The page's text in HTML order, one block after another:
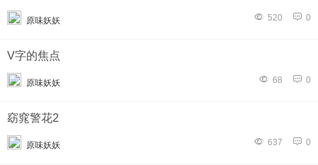
原味妖妖 520 0
V字的焦点
原味妖妖 68 0
窈窕警花2
原味妖妖 637 0